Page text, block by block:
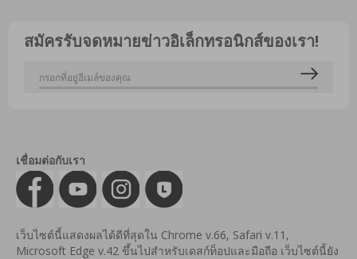
สมัครรับจดหมายข่าวอิเล็กทรอนิกส์ของเรา!
เชื่อมต่อกับเรา
เว็บไซต์นี้แสดงผลได้ดีที่สุดใน Chrome v.66, Safari v.11,
Microsoft Edge v.42 ขึ้นไปสำหรับเดสก์ท็อปและมือถือ เว็บไซต์นี้ยัง